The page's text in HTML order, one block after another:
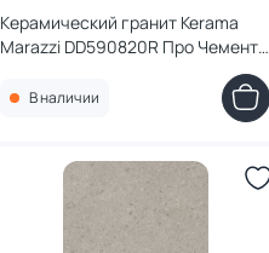
Керамический гранит Kerama
Marazzi DD590820R Про Чементо
обрезной 119,5x238,5x0,9
В наличии